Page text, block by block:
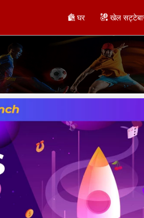
घर खेल